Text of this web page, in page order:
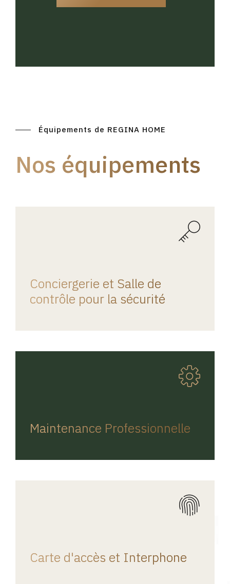
Équipements de REGINA HOME
Nos équipements
Conciergerie et Salle de
contrôle pour la sécurité
Maintenance Professionnelle
Carte d'accès et Interphone